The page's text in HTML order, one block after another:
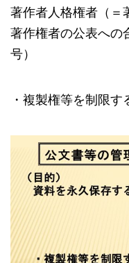
著作者人格権者（＝
著作権者の公表へ
号）
・複製権等を制限す